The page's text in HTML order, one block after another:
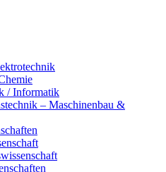
/ Informatik
– Maschinenbau &